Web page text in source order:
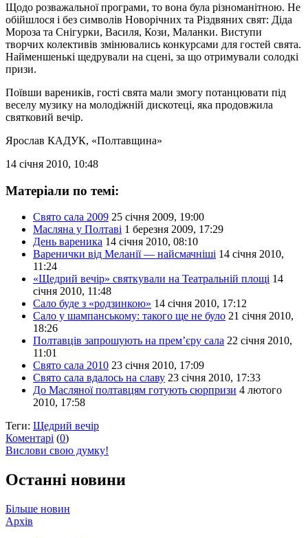
Щодо розважальної програми, то вона була різноманітною. Не
обійшлося і без символів Новорічних та Різдвяних свят: Діда
Мороза та Снігурки, Василя, Кози, Маланки. Виступи
творчих колективів змінювались конкурсами для гостей свята.
Найменшенькі щедрували на сцені, за що отримували солодкі
призи.
Поївши вареників, гості свята мали змогу потанцювати під
веселу музику на молодіжній дискотеці, яка продовжила
святковий вечір.
Ярослав КАДУК, «Полтавщина»
14 січня 2010, 10:48
Матеріали по темі:
Свято сала 2009 25 січня 2009, 19:00
Масляна у Полтаві 1 березня 2009, 17:29
День вареника 14 січня 2010, 08:10
Варенички від Меланії — найсмачніші 14 січня 2010,
11:24
«Щедрий вечір» святкували на Театральній площі 14
січня 2010, 11:48
Сало буде з «родзинкою» 14 січня 2010, 17:12
Сало у шампанському: такого ще не було 21 січня 2010,
18:26
Полтавців запрошують на прем’єру сала 22 січня 2010,
11:01
Свято сала 2010 23 січня 2010, 17:09
Свято сала вдалось на славу 23 січня 2010, 17:33
До Масляної полтавцям готують сюрпризи 4 лютого
2010, 17:58
Теги: Щедрий вечір
Коментарі (0)
Вислови свою думку!
Останні новини
Більше новин
Архів